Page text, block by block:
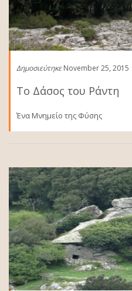
ΔημοσιεύτηκεNovember 25, 2015
Το Δάσος του Ράντη
Ένα Μνημείο της Φύσης